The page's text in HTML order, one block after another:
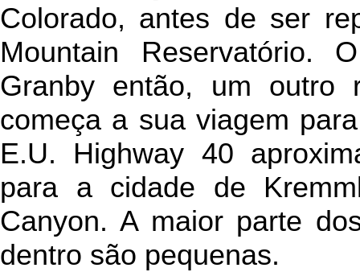
Colorado, antes de ser
Mountain Reservatório.
Granby então, um outro
começa a sua viagem
E.U. Highway 40
para a cidade de
Canyon. A maior parte
dentro são pequenas.